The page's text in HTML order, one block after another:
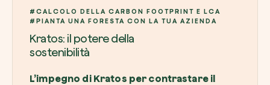
#CALCOLO DELLA CARBON FOOTPRINT E LCA
#PIANTA UNA FORESTA CON LA TUA AZIENDA
Kratos: il potere della
sostenibilità
L’impegno di Kratos per contrastare il